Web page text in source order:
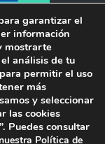
|Aviso
|
garantizar el
información
mostrarte
análisis de tu
para permitir el uso
más
y seleccionar
las cookies
Puedes consultar
Política de